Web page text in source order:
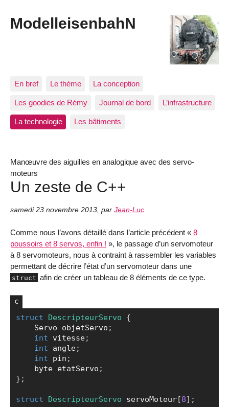
ModelleisenbahN
En bref Le thème La conception
Les goodies de Rémy Journal de bord L’infrastructure
La technologie Les bâtiments
Manœuvre des aiguilles en analogique avec des servo-
moteurs
Un zeste de C++
samedi 23 novembre 2013 par Jean-Luc
Comme nous l’avons détaillé dans l’article précédent « 8
poussoirs et 8 servos, enfin ! », le passage d’un servomoteur
à 8 servomoteurs, nous à contraint à rassembler les variables
permettant de décrire l’état d’un servomoteur dans une
struct afin de créer un tableau de 8 éléments de ce type.
struct DescripteurServo
{
    Servo objetServo
;
int vitesse;
int angle;
int pin ;
    byte etatServo
;
} ;
struct DescripteurServo servoMoteur[8] ;